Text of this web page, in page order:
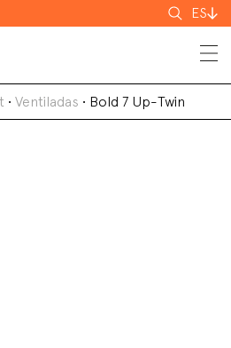
Buscar
ES
• Ventiladas • Bold 7 Up-Twin